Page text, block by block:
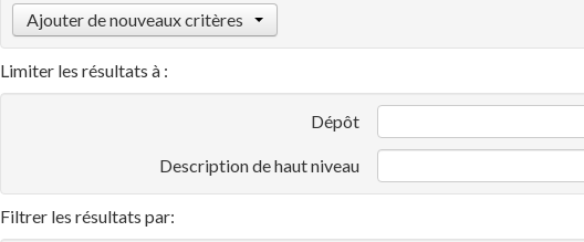
Ajouter de nouveaux critères
Limiter les résultats à :
Dépôt
Description de haut niveau
Filtrer les résultats par: